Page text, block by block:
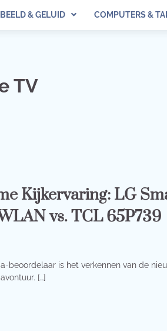
BEELD & GELUID COMPUTERS &
TV
Kijkervaring: LG
vs. TCL 65P739
beoordelaar is het verkennen van de
[…]